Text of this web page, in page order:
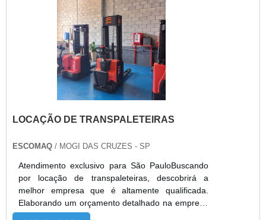
LOCAÇÃO DE TRANSPALETEIRAS
ESCOMAQ / MOGI DAS CRUZES - SP
Atendimento exclusivo para São PauloBuscando
por locação de transpaleteiras, descobrirá a
melhor empresa que é altamente qualificada.
Elaborando um orçamento detalhado na empresa
mais qualificada do mercado e conhecendo a